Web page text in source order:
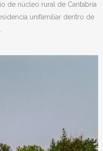
de núcleo rural de Cantabria
unifamiliar dentro de